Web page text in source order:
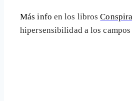
Más info en los libros
hipersensibilidad a los